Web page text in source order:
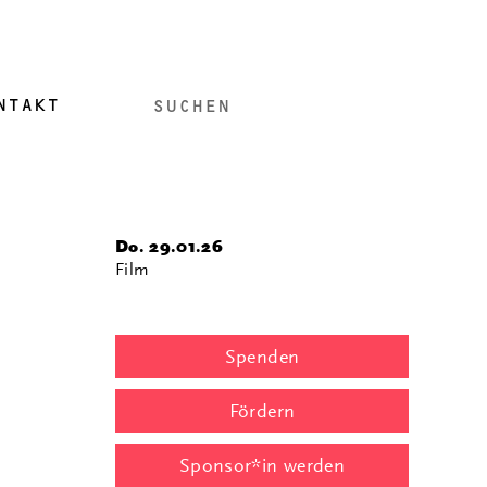
Do. 29.01.26
Film
Spenden
Fördern
Sponsor*in werden